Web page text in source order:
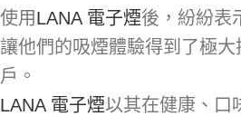
使用LANA 電子煙後，紛紛表
讓他們的吸煙體驗得到了極
戶。
LANA 電子煙以其在健康、口